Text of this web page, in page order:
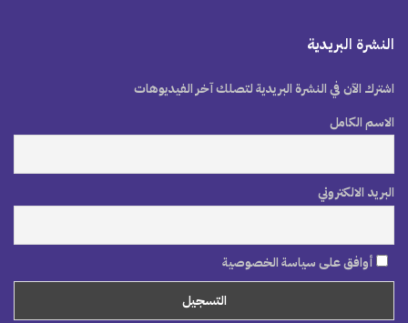
النشرة البريدية
اشترك الآن في النشرة البريدية لتصلك آخر الفيديوهات
الاسم الكامل
البريد الالكتروني
أوافق على سياسة الخصوصية